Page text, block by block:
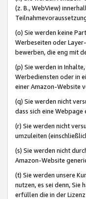
(z. B., WebView)
(o) Sie werden keine
Werbeseiten oder
bewerben, die eng mit
(p) Sie werden in
Werbediensten oder in
einer Amazon-Website
(q) Sie werden nicht
dass sich eine
(r) Sie werden nicht
umzuleiten
(s) Sie werden nicht
Amazon-Website
(t) Sie werden unsere
nutzen, es sei denn, Sie
erfüllen die in der